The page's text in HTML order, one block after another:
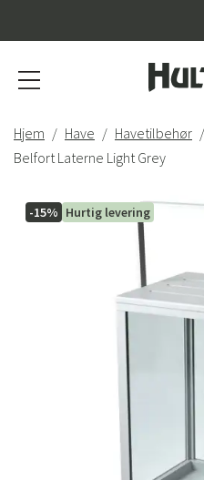
Hjem Have Havetilbehør
Belfort Laterne Light Grey
-15% Hurtig levering